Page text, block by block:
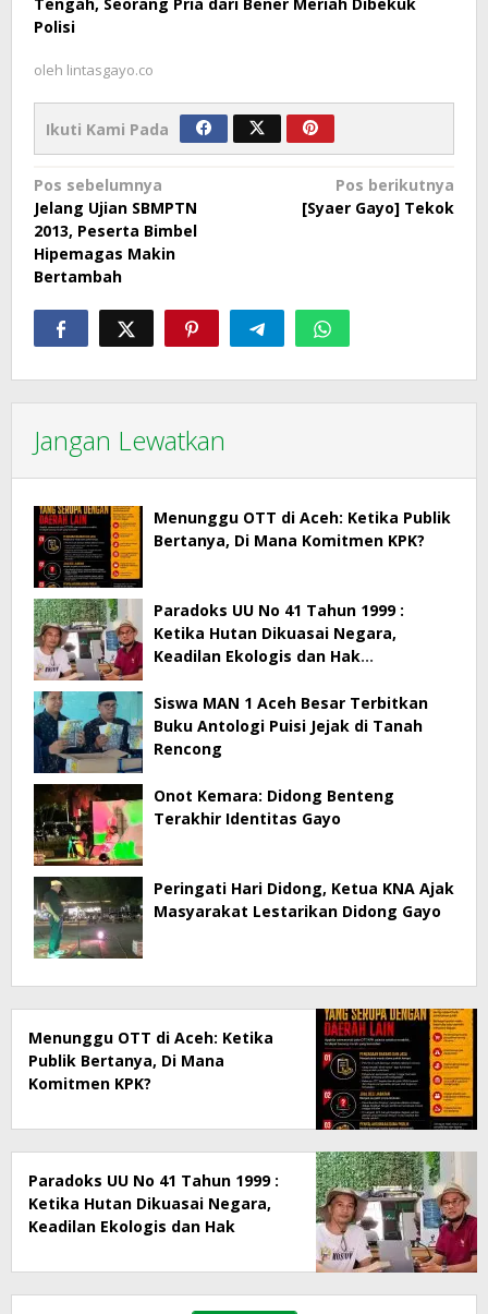
Polisi
oleh lintasgayo.co
Ikuti Kami Pada
Navigasi
pos
Pos sebelumnya
Jelang Ujian SBMPTN
2013, Peserta Bimbel
Hipemagas Makin
Bertambah
Pos berikutnya
[Syaer Gayo] Tekok
Jangan Lewatkan
Menunggu OTT di Aceh: Ketika Publik
Bertanya, Di Mana Komitmen KPK?
Paradoks UU No 41 Tahun 1999 :
Ketika Hutan Dikuasai Negara,
Keadilan Ekologis dan Hak
Siswa MAN 1 Aceh Besar Terbitkan
Buku Antologi Puisi Jejak di Tanah
Rencong
Onot Kemara: Didong Benteng
Terakhir Identitas Gayo
Peringati Hari Didong, Ketua KNA Ajak
Masyarakat Lestarikan Didong Gayo
Menunggu OTT di Aceh: Ketika
Publik Bertanya, Di Mana
Komitmen KPK?
Paradoks UU No 41 Tahun 1999 :
Ketika Hutan Dikuasai Negara,
Keadilan Ekologis dan Hak